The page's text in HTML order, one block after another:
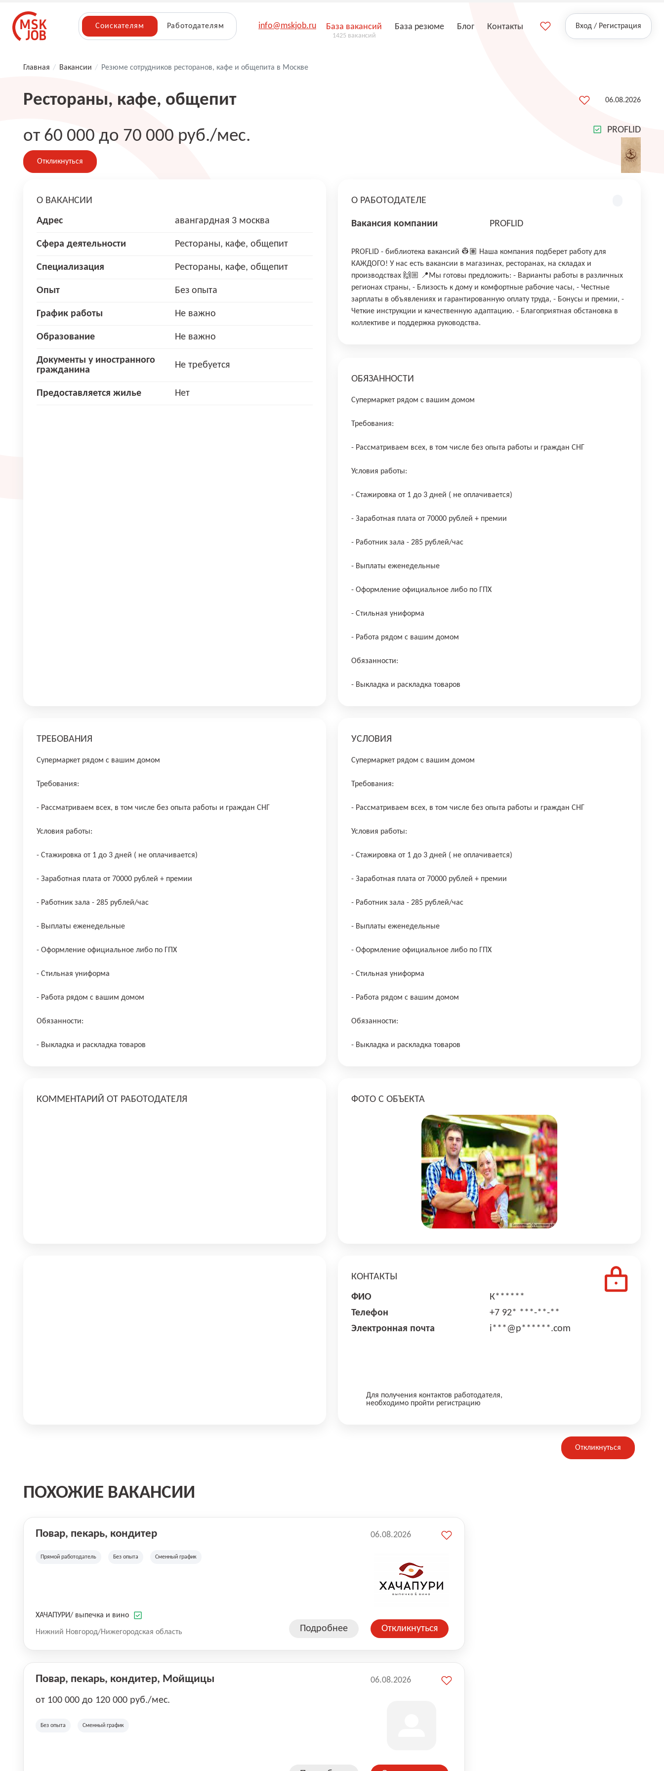
Соискателям Работодателям info@mskjob.ru База вакансий
1425 вакансий
База резюме Блог Контакты Вход / Регистрация
Главная / Вакансии / Резюме сотрудников ресторанов, кафе и общепита в Москве
Рестораны, кафе, общепит 06.08.2026
от 60 000 до 70 000 руб./мес.
Откликнуться
PROFLID
О ВАКАНСИИ
Адрес авангардная 3 москва
Сфера деятельности Рестораны, кафе, общепит
Специализация Рестораны, кафе, общепит
Опыт Без опыта
График работы Не важно
Образование Не важно
Документы у иностранного
гражданина
Не требуется
Предоставляется жилье Нет
О РАБОТОДАТЕЛЕ
Вакансия компании PROFLID
PROFLID - библиотека вакансий 👷🏽 Наша компания подберет работу для
КАЖДОГО! У нас есть вакансии в магазинах, ресторанах, на складах и
производствах 🙌🏼 📍Мы готовы предложить: - Варианты работы в различных
регионах страны, - Близость к дому и комфортные рабочие часы, - Честные
зарплаты в объявлениях и гарантированную оплату труда, - ⁠Бонусы и премии, -
Четкие инструкции и качественную адаптацию. - ⁠Благоприятная обстановка в
коллективе и поддержка руководства.
ОБЯЗАННОСТИ
Супермаркет рядом с вашим домом
Требования:
- Рассматриваем всех, в том числе без опыта работы и граждан СНГ
Условия работы:
- Стажировка от 1 до 3 дней ( не оплачивается)
- Заработная плата от 70000 рублей + премии
- Работник зала - 285 рублей/час
- Выплаты еженедельные
- Оформление официальное либо по ГПХ
- Стильная униформа
- Работа рядом с вашим домом
Обязанности:
- Выкладка и раскладка товаров
ТРЕБОВАНИЯ
Супермаркет рядом с вашим домом
Требования:
- Рассматриваем всех, в том числе без опыта работы и граждан СНГ
Условия работы:
- Стажировка от 1 до 3 дней ( не оплачивается)
- Заработная плата от 70000 рублей + премии
- Работник зала - 285 рублей/час
- Выплаты еженедельные
- Оформление официальное либо по ГПХ
- Стильная униформа
- Работа рядом с вашим домом
Обязанности:
- Выкладка и раскладка товаров
УСЛОВИЯ
Супермаркет рядом с вашим домом
Требования:
- Рассматриваем всех, в том числе без опыта работы и граждан СНГ
Условия работы:
- Стажировка от 1 до 3 дней ( не оплачивается)
- Заработная плата от 70000 рублей + премии
- Работник зала - 285 рублей/час
- Выплаты еженедельные
- Оформление официальное либо по ГПХ
- Стильная униформа
- Работа рядом с вашим домом
Обязанности:
- Выкладка и раскладка товаров
КОММЕНТАРИЙ ОТ РАБОТОДАТЕЛЯ ФОТО С ОБЪЕКТА
КОНТАКТЫ
ФИО
К******
Телефон
+7 92* ***-**-**
Электронная почта
i***@p******.com
Для получения контактов работодателя,
необходимо пройти регистрацию
Откликнуться
ПОХОЖИЕ ВАКАНСИИ
Повар, пекарь, кондитер
Прямой работодатель Без опыта Сменный график
ХАЧАПУРИ/ выпечка и вино
Нижний Новгород/Нижегородская область Подробнее
06.08.2026
Откликнуться
Повар, пекарь, кондитер, Мойщицы
от 100 000 до 120 000 руб./мес.
Без опыта Сменный график
06.08.2026